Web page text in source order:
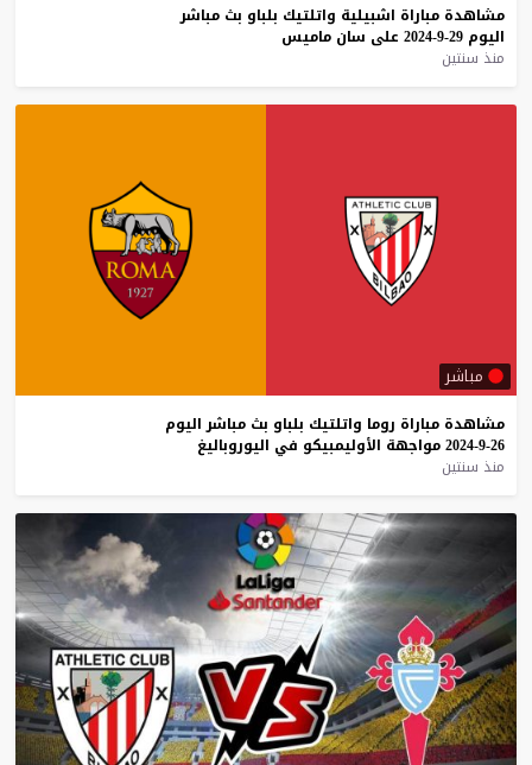
مشاهدة مباراة اشبيلية واتلتيك بلباو بث مباشر
اليوم 29-9-2024 على سان ماميس
منذ سنتين
مباشر
مشاهدة مباراة روما واتلتيك بلباو بث مباشر اليوم
26-9-2024
مواجهة الأوليمبيكو في اليوروباليغ
منذ سنتين